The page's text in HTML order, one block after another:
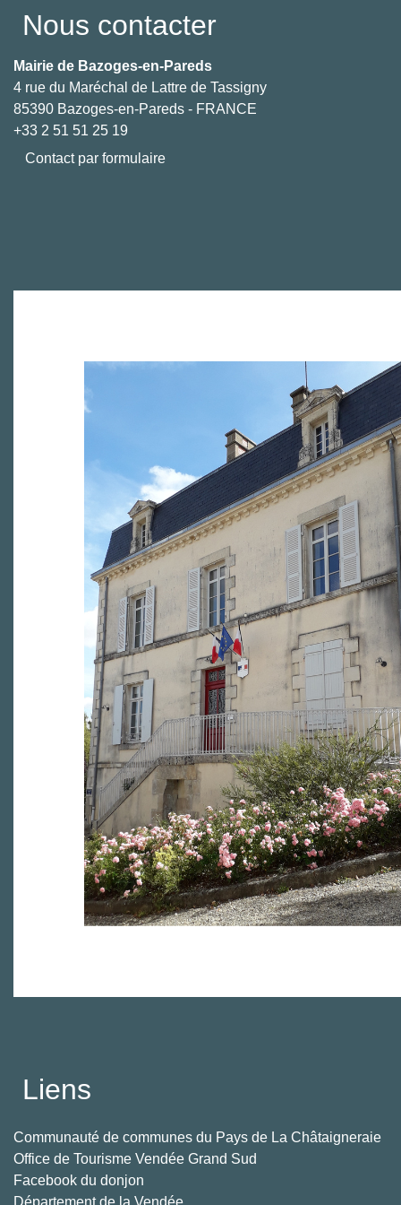
Nous contacter
Mairie de Bazoges-en-Pareds
4 rue du Maréchal de Lattre de Tassigny
85390 Bazoges-en-Pareds - FRANCE
+33 2 51 51 25 19
Contact par formulaire
Liens
Communauté de communes du Pays de La Châtaigneraie
Office de Tourisme Vendée Grand Sud
Facebook du donjon
Département de la Vendée